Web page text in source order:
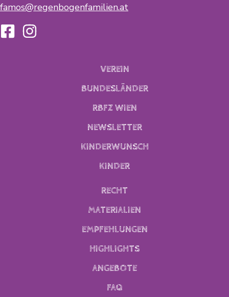
famos@regenbogenfamilien.at
VEREIN
BUNDESLÄNDER
RBFZ WIEN
NEWSLETTER
KINDERWUNSCH
KINDER
RECHT
MATERIALIEN
EMPFEHLUNGEN
HIGHLIGHTS
ANGEBOTE
FAQ